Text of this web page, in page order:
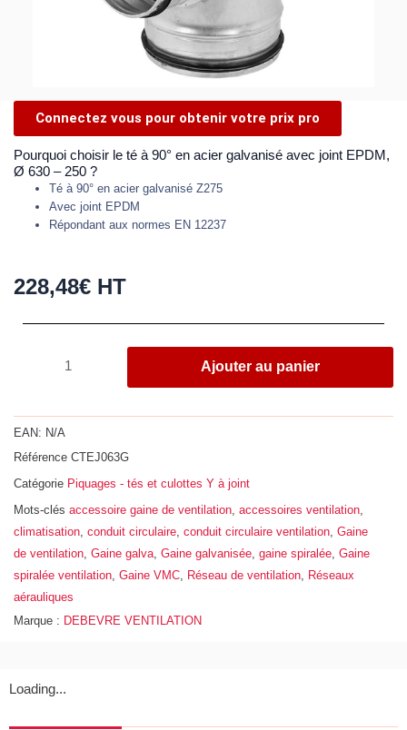
Connectez vous pour obtenir votre prix pro
Pourquoi choisir le té à 90° en acier galvanisé avec joint EPDM,
Ø 630 – 250 ?
Té à 90° en acier galvanisé Z275
Avec joint EPDM
Répondant aux normes EN 12237
228,48€ HT
à
en
acier
galvanisé
avec
joint
EPDM,
Ø
630
Ajouter au panier
EAN: N/A
Référence CTEJ063G
Catégorie Piquages - tés et culottes Y à joint
Mots-clés accessoire gaine de ventilation accessoires ventilation
climatisation conduit circulaire conduit circulaire ventilation Gaine
de ventilation Gaine galva Gaine galvanisée gaine spiralée Gaine
spiralée ventilation Gaine VMC Réseau de ventilation Réseaux
aérauliques
Marque : DEBEVRE VENTILATION
Loading...